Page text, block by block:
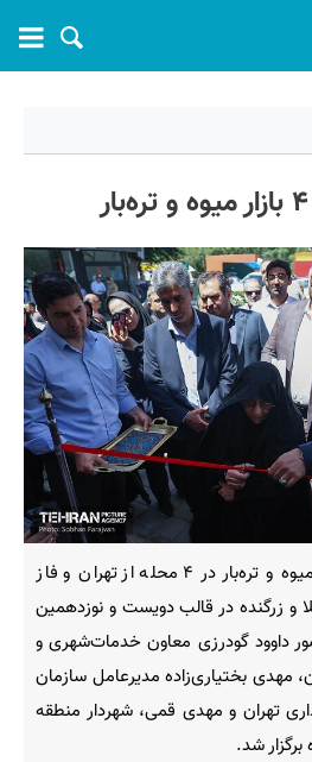
آیین بهره‌برداری از ۴ بازار میوه و تره‌بار در ۴ محله از تهران و فاز
و زرگنده در قالب دویست و نوزدهمین
داوود گودرزی معاون خدمات‌شهری و
مهدی بختیاری‌زاده مدیرعامل سازمان
تهران و مهدی قمی، شهردار منطقه